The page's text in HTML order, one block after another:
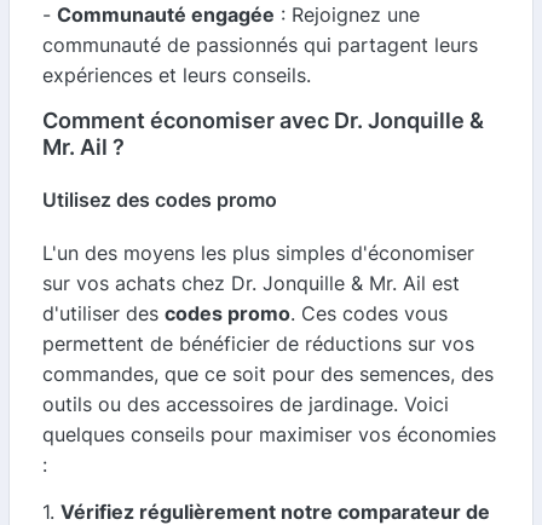
- Communauté engagée : Rejoignez une
communauté de passionnés qui partagent leurs
expériences et leurs conseils.
Comment économiser avec Dr. Jonquille &
Mr. Ail ?
Utilisez des codes promo
L'un des moyens les plus simples d'économiser
sur vos achats chez Dr. Jonquille & Mr. Ail est
d'utiliser des codes promo. Ces codes vous
permettent de bénéficier de réductions sur vos
commandes, que ce soit pour des semences, des
outils ou des accessoires de jardinage. Voici
quelques conseils pour maximiser vos économies
:
1. Vérifiez régulièrement notre comparateur de